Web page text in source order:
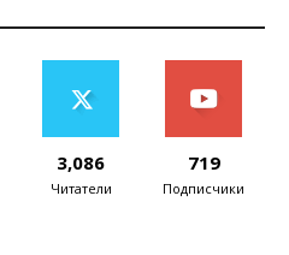
3,086
Читатели
719
Подписчики